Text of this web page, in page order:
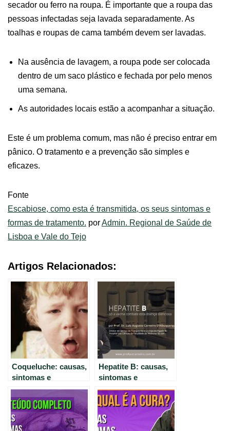
secador ou ferro na roupa. É importante que a roupa das
pessoas infectadas seja lavada separadamente. As
toalhas e roupas de cama também devem ser lavadas.
Na ausência de lavagem, a roupa pode ser colocada
dentro de um saco plástico e fechada por pelo menos
uma semana.
As autoridades locais estão a acompanhar a situação.
Este é um problema comum, mas não é preciso entrar em
pânico. O tratamento e a prevenção são simples e
eficazes.
Fonte
Escabiose, como esta é transmitida, os seus sintomas e
formas de tratamento. porAdmin. Regional de Saúde de
Lisboa e Vale do Tejo
Artigos Relacionados:
Coqueluche: causas,
sintomas e
tratamento
explicados de forma
simples
Hepatite B: causas,
sintomas e
tratamento com o Dr.
Luiz Carneiro (CRM
22.761)